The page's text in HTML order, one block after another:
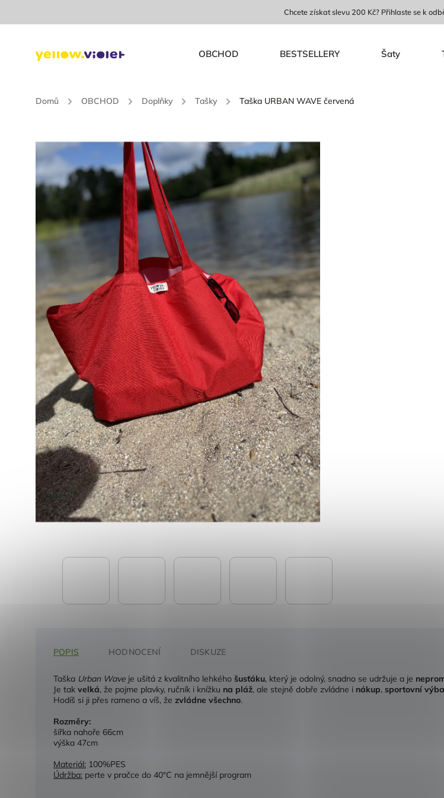
Chcete získat slevu 200 Kč? Přihlaste se k
OBCHOD BESTSELLERY Šaty
Domů / OBCHOD / Doplňky / Tašky / Taška URBAN WAVE červená
POPIS HODNOCENÍ DISKUZE
Taška Urban Wave je ušitá z kvalitního lehkého šusťáku, který je odolný, snadno se udržuje a je
Je tak velká, že pojme plavky, ručník i knížku na pláž, ale stejně dobře zvládne i nákup, sportovní
Hodíš si ji přes rameno a víš, že zvládne všechno.
Rozměry:
šířka nahoře 66cm
výška 47cm
Materiál: 100%PES
Údržba: perte v pračce do 40°C na jemnější program